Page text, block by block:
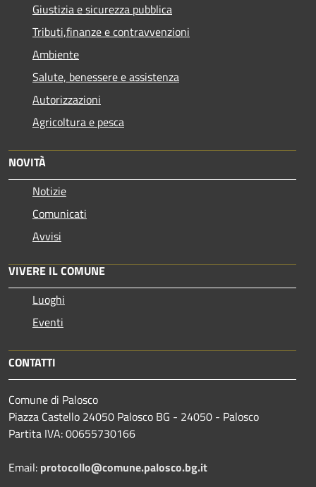
Giustizia e sicurezza pubblica
Tributi,finanze e contravvenzioni
Ambiente
Salute, benessere e assistenza
Autorizzazioni
Agricoltura e pesca
NOVITÀ
Notizie
Comunicati
Avvisi
VIVERE IL COMUNE
Luoghi
Eventi
CONTATTI
Comune di Palosco
Piazza Castello 24050 Palosco BG - 24050 - Palosco
Partita IVA: 00655730166
Email: protocollo@comune.palosco.bg.it